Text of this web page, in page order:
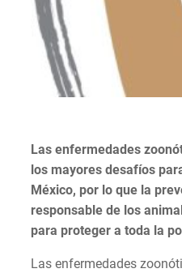
Las enfermedades
los mayores desafíos
México, por lo que la
responsable de los
para proteger a toda la
Las enfermedades